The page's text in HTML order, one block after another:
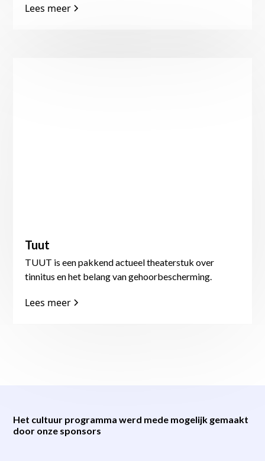
Lees meer
Tuut
TUUT is een pakkend actueel theaterstuk over
tinnitus en het belang van gehoorbescherming.
Lees meer
Het cultuur programma werd mede mogelijk gemaakt
door onze sponsors